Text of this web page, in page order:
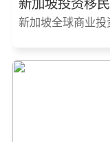
新加坡投资移民